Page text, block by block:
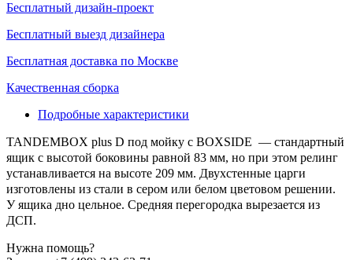
Бесплатный дизайн-проект
Бесплатный выезд дизайнера
Бесплатная доставка по Москве
Качественная сборка
Подробные характеристики
TANDEMBOX plus D под мойку с BOXSIDE — стандартный
ящик с высотой боковины равной 83 мм, но при этом релинг
устанавливается на высоте 209 мм. Двухстенные царги
изготовлены из стали в сером или белом цветовом решении.
У ящика дно цельное. Средняя перегородка вырезается из
ДСП.
Нужна помощь?